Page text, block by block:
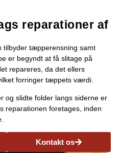
reparationer af
tilbyder tæpperensning samt
er begyndt at få slitage på
repareres, da det ellers
forringer tæppets værdi.
og slidte folder langs siderne er
reparationen foretages, inden
Kontakt os